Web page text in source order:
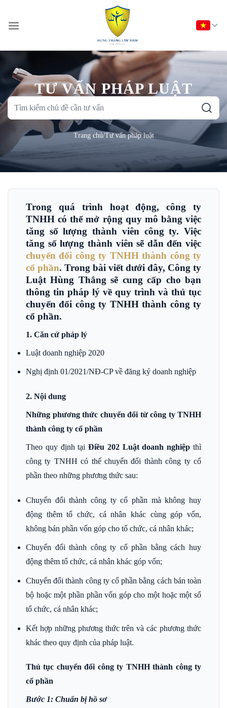
nội
TƯ VẤN PHÁP LUẬT
Tìm
chủ
đề
tư
Trang chủ/Tư vấn pháp luật
Trong quá trình hoạt động, công ty
TNHH có thể mở rộng quy mô bằng việc
tăng số lượng thành viên công ty. Việc
tăng số lượng thành viên sẽ dẫn đến việc
chuyển đổi công ty TNHH thành công ty
cổ phần. Trong bài viết dưới đây, Công ty
Luật Hùng Thắng sẽ cung cấp cho bạn
thông tin pháp lý về quy trình và thủ tục
chuyển đổi công ty TNHH thành công ty
cổ phần.
1. Căn cứ pháp lý
Luật doanh nghiệp 2020
Nghị định 01/2021/NĐ-CP về đăng ký doanh nghiệp
2. Nội dung
Những phương thức chuyển đổi từ công ty TNHH
thành công ty cổ phần
Theo quy định tạiĐiều 202 Luật doanh nghiệp thì
công ty TNHH có thể chuyển đổi thành công ty cổ
phần theo những phương thức sau:
Chuyển đổi thành công ty cổ phần mà không huy
động thêm tổ chức, cá nhân khác cùng góp vốn,
không bán phần vốn góp cho tổ chức, cá nhân khác;
Chuyển đổi thành công ty cổ phần bằng cách huy
động thêm tổ chức, cá nhân khác góp vốn;
Chuyển đổi thành công ty cổ phần bằng cách bán toàn
bộ hoặc một phần phần vốn góp cho một hoặc một số
tổ chức, cá nhân khác;
Kết hợp những phương thức trên và các phương thức
khác theo quy định của pháp luật.
Thủ tục chuyển đổi công ty TNHH thành công ty
cổ phần
Bước 1: Chuẩn bị hồ sơ